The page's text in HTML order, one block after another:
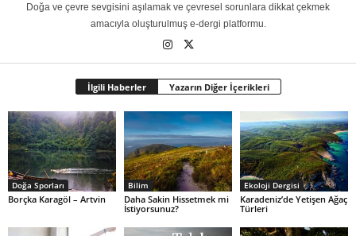
Doğa ve çevre sevgisini aşılamak ve çevresel sorunlara dikkat çekmek
amacıyla oluşturulmuş e-dergi platformu.
İlgili Haberler Yazarın Diğer İçerikleri
Doğa Sporları
Borçka Karagöl – Artvin
Bilim
Daha Sakin Hissetmek mi
İstiyorsunuz?
Ekoloji Dergisi
Karadeniz’de Yetişen Ağaç
Türleri